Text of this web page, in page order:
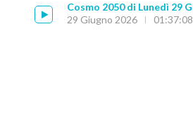
Cosmo 2050 di Lunedì 29
29 Giugno 2026
01:37:08